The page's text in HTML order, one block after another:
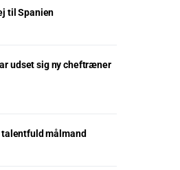
til Spanien
udset sig ny cheftræner
målmand